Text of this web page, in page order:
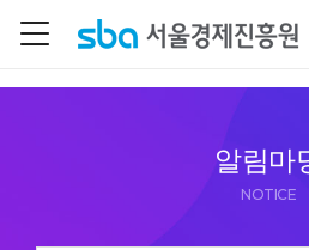
알림마
NOTICE